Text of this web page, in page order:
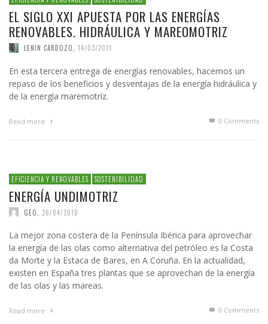
EL SIGLO XXI APUESTA POR LAS ENERGÍAS
RENOVABLES. HIDRÁULICA Y MAREOMOTRIZ
LENIN CARDOZO 14/03/2011
En esta tercera entrega de energías renovables, hacemos un
repaso de los beneficios y desventajas de la energía hidráulica y
de la energía maremotríz.
Read more 0 Comments
EFICIENCIA Y RENOVABLES SOSTENIBILIDAD
ENERGÍA UNDIMOTRIZ
GEO 26/04/2010
La mejor zona costera de la Península Ibérica para aprovechar
la energía de las olas como alternativa del petróleo es la Costa
da Morte y la Estaca de Bares, en A Coruña. En la actualidad,
existen en España tres plantas que se aprovechan de la energía
de las olas y las mareas.
Read more 0 Comments